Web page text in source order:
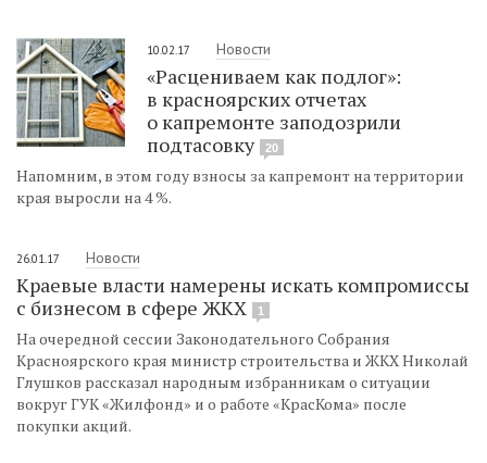
10.02.17 Новости
«Расцениваем как подлог»:
в красноярских отчетах
о капремонте заподозрили
подтасовку
20
Напомним, в этом году взносы за капремонт на территории
края выросли на 4 %.
26.01.17 Новости
Краевые власти намерены искать компромиссы
с бизнесом в сфере ЖКХ
1
На очередной сессии Законодательного Собрания
Красноярского края министр строительства и ЖКХ Николай
Глушков рассказал народным избранникам о ситуации
вокруг ГУК «Жилфонд» и о работе «КрасКома» после
покупки акций.